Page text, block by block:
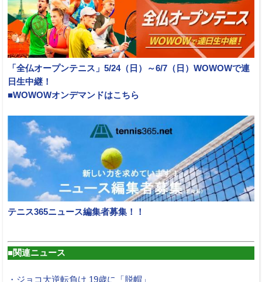
「全仏オープンテニス」5/24（日）～6/7（日）WOWOWで連
日生中継！
■WOWOWオンデマンドはこちら
テニス365ニュース編集者募集！！
■関連ニュース
・ジョコ大逆転負け 19歳に「脱帽」